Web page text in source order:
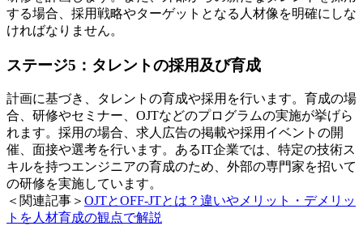
する場合、採用戦略やターゲットとなる人材像を明確にしな
ければなりません。
ステージ5：タレントの採用及び育成
計画に基づき、タレントの育成や採用を行います。育成の場
合、研修やセミナー、OJTなどのプログラムの実施が挙げら
れます。採用の場合、求人広告の掲載や採用イベントの開
催、面接や選考を行います。あるIT企業では、特定の技術ス
キルを持つエンジニアの育成のため、外部の専門家を招いて
の研修を実施しています。
＜関連記事＞ OJTとOFF-JTとは？違いやメリット・デメリッ
トを人材育成の観点で解説